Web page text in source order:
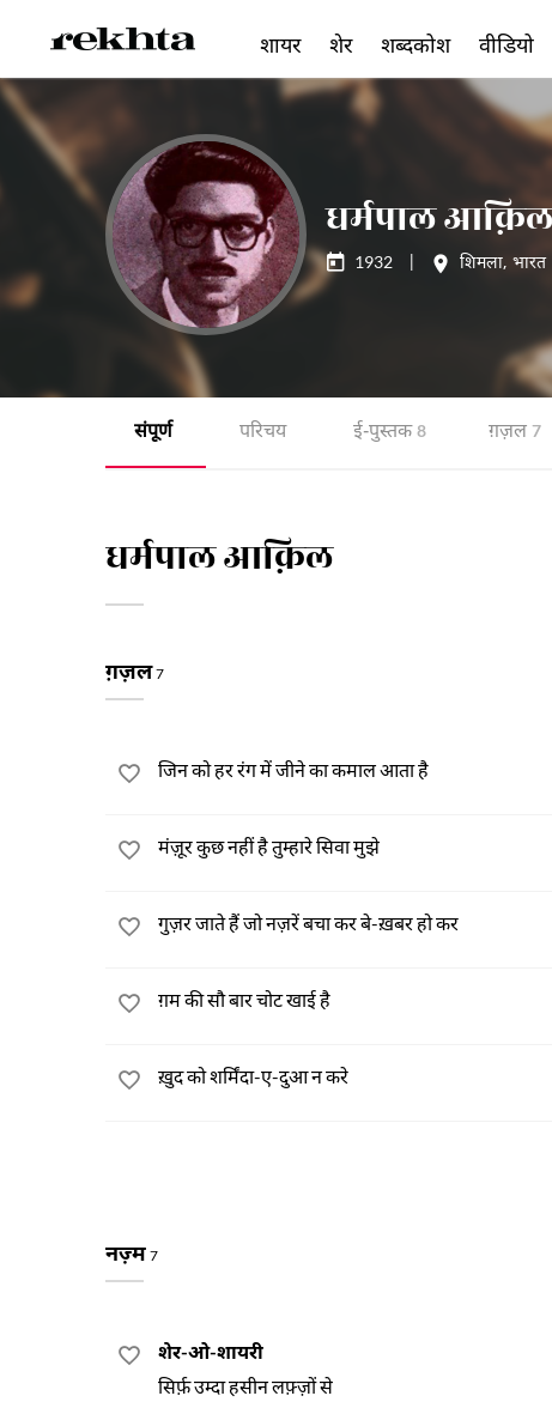
धर्मपाल आक़िल
1932 शिमला, भारत
संपूर्ण परिचय ई-पुस्तक 8 ग़ज़ल 7
धर्मपाल आक़िल
ग़ज़ल7
जिन को हर रंग में जीने का कमाल आता है
मंज़ूर कुछ नहीं है तुम्हारे सिवा मुझे
गुज़र जाते हैं जो नज़रें बचा कर बे-ख़बर हो कर
ग़म की सौ बार चोट खाई है
ख़ुद को शर्मिंदा-ए-दुआ न करे
नज़्म 7
शेर-ओ-शायरी
सिर्फ़ उम्दा हसीन लफ़्ज़ों से
शायर शेर शब्दकोश वीडियो